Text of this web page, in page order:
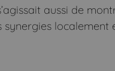
aussi de